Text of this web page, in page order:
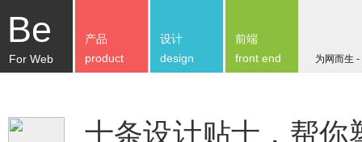
Be
For Web 为网而生
产品
product
设计
design
前端
front end
十条设计贴士，帮你